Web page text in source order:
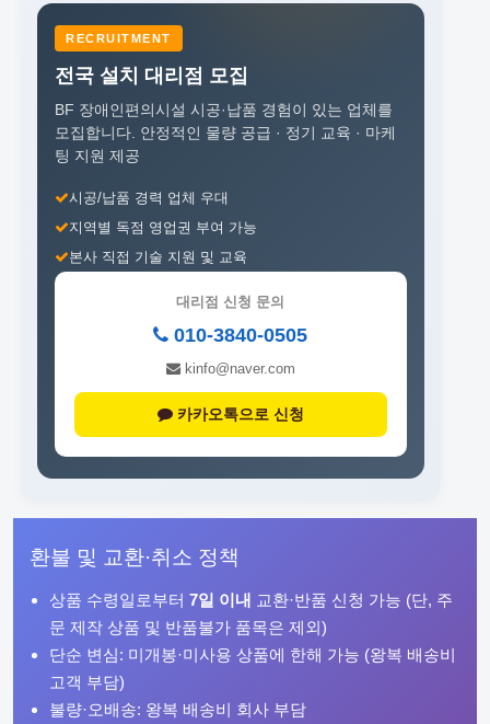
RECRUITMENT
전국 설치 대리점 모집
BF 장애인편의시설 시공·납품 경험이 있는 업체를
모집합니다. 안정적인 물량 공급 · 정기 교육 · 마케
팅 지원 제공
시공/납품 경력 업체 우대
지역별 독점 영업권 부여 가능
본사 직접 기술 지원 및 교육
대리점 신청 문의
010-3840-0505
kinfo@naver.com
카카오톡으로 신청
환불 및 교환·취소 정책
상품 수령일로부터 7일 이내 교환·반품 신청 가능 (단, 주
문 제작 상품 및 반품불가 품목은 제외)
단순 변심: 미개봉·미사용 상품에 한해 가능 (왕복 배송비
고객 부담)
불량·오배송: 왕복 배송비 회사 부담